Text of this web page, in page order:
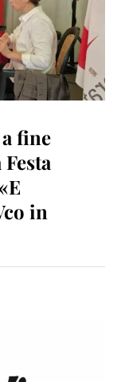
fine
in